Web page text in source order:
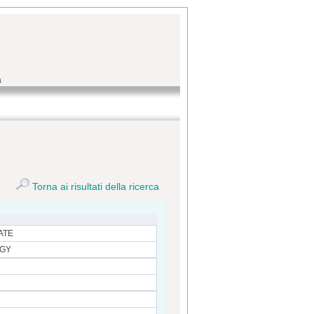
Torna ai risultati della ricerca